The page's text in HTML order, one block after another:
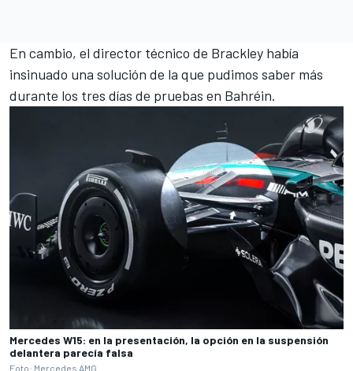
En cambio, el director técnico de Brackley había
insinuado una solución de la que pudimos saber más
durante los tres días de pruebas en Bahréin.
Mercedes W15: en la presentación, la opción en la suspensión
delantera parecía falsa
Foto: Mercedes AMG